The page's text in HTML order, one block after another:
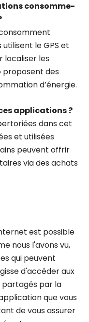
consomme-
le GPS et
localiser les
proposent des
d’énergie.
applications ?
dans cet
et utilisées
peuvent offrir
via des achats
est possible
nous l'avons vu,
qui peuvent
d'accéder aux
partagés par la
que vous
de vous assurer